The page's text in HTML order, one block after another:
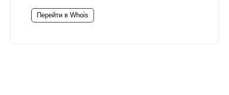
Перейти в Whois